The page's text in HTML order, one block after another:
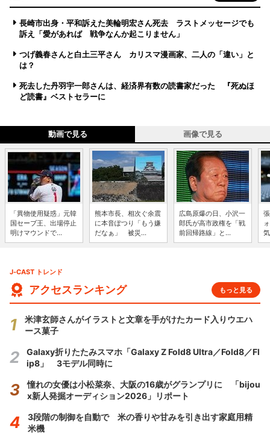
長崎市出身・平和訴えた美輪明宏さん死去 ラストメッセージでも
訴え「愛があれば 戦争なんか起こりません」
つげ義春さんと白土三平さん カリスマ漫画家、二人の「違い」と
は？
死去した丹羽宇一郎さんは、経済界有数の読書家だった 『死ぬほ
ど読書』ベストセラーに
動画で見る 画像で見る
「異物使用疑惑」元韓
国セーブ王、出場停止
明けマウンドで...
熊本市長、相次ぐ余震
に本音ぽつり「もう嫌
だなぁ」 被災...
広島原爆の日、小沢一
郎氏が高市政権を「戦
前回帰路線」と...
J-CAST トレンド
アクセスランキング もっと見る
米津玄師さんがイラストと文章を手がけたカード入りウエハ
ース菓子
Galaxy折りたたみスマホ「Galaxy Z Fold8 Ultra／Fold8／Fl
ip8」 3モデル同時に
憧れの女優は小松菜奈、大阪の16歳がグランプリに 「bijou
x新人発掘オーディション2026」リポート
3段階の制御を自動で 米の香りや甘みを引き出す家庭用精
米機